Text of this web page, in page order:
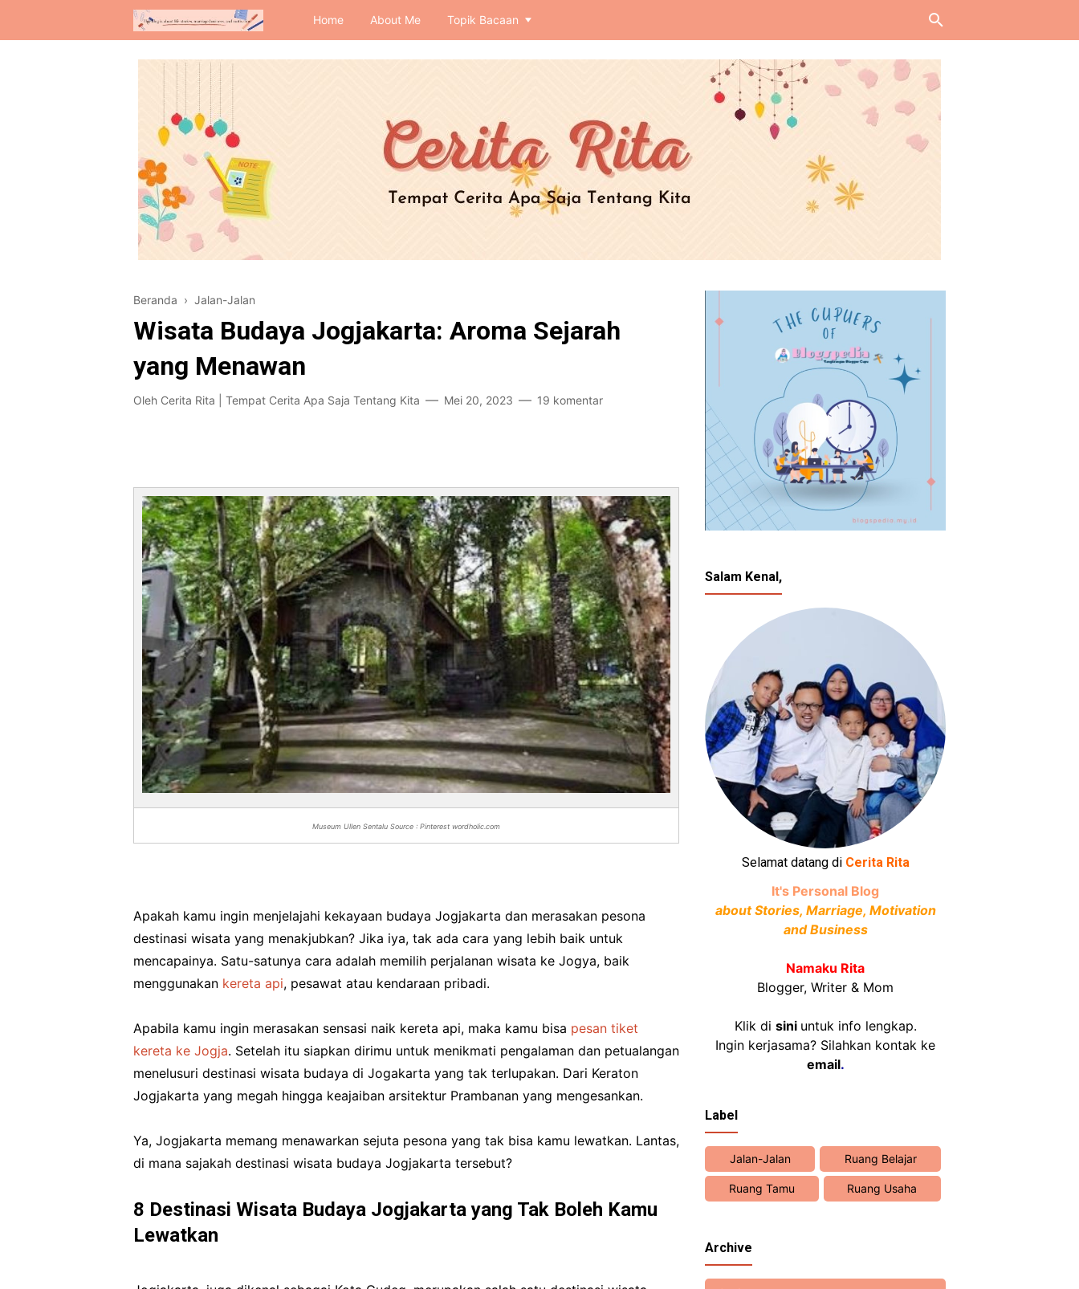
Home About Me Topik Bacaan
Beranda › Jalan-Jalan
Wisata Budaya Jogjakarta: Aroma Sejarah
yang Menawan
Oleh Cerita Rita | Tempat Cerita Apa Saja Tentang Kita Mei 20, 2023 19 komentar
Museum Ullen Sentalu Source : Pinterest wordholic.com
Apakah kamu ingin menjelajahi kekayaan budaya Jogjakarta dan merasakan pesona
destinasi wisata yang menakjubkan? Jika iya, tak ada cara yang lebih baik untuk
mencapainya. Satu-satunya cara adalah memilih perjalanan wisata ke Jogya, baik
menggunakan kereta api, pesawat atau kendaraan pribadi.
Apabila kamu ingin merasakan sensasi naik kereta api, maka kamu bisa pesan tiket
kereta ke Jogja. Setelah itu siapkan dirimu untuk menikmati pengalaman dan petualangan
menelusuri destinasi wisata budaya di Jogakarta yang tak terlupakan. Dari Keraton
Jogjakarta yang megah hingga keajaiban arsitektur Prambanan yang mengesankan.
Ya, Jogjakarta memang menawarkan sejuta pesona yang tak bisa kamu lewatkan. Lantas,
di mana sajakah destinasi wisata budaya Jogjakarta tersebut?
8 Destinasi Wisata Budaya Jogjakarta yang Tak Boleh Kamu
Lewatkan
Salam Kenal,
Selamat datang di Cerita Rita
It's Personal Blog
about Stories, Marriage, Motivation
and Business
Namaku Rita
Blogger, Writer & Mom
Klik di sini untuk info lengkap.
Ingin kerjasama? Silahkan kontak ke
email.
Label
Jalan-Jalan Ruang Belajar
Ruang Tamu Ruang Usaha
Archive